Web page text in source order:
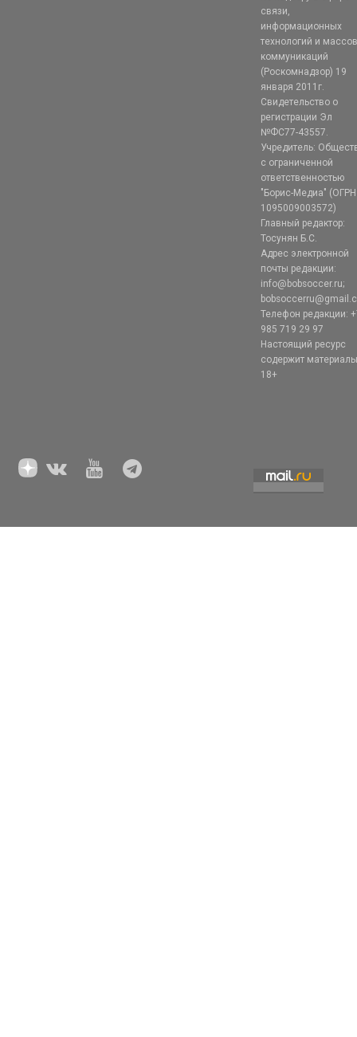
связи,
информационных
технологий и
коммуникаций
(Роскомнадзор) 19
января 2011г.
Свидетельство о
регистрации Эл
№ФС77-43557.
Учредитель:
с ограниченной
ответственностью
"Борис-Медиа" (ОГРН
1095009003572)
Главный редактор:
Тосунян Б.С.
Адрес электронной
почты редакции:
info@bobsoccer.ru;
Телефон редакции:
985 719 29 97
Настоящий ресурс
содержит
18+